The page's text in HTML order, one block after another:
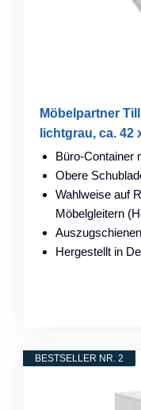
Möbelpartner
lichtgrau, ca. 42
Büro-Container
Obere
Wahlweise auf
Möbelgleitern
Hergestellt in
BESTSELLER NR. 2